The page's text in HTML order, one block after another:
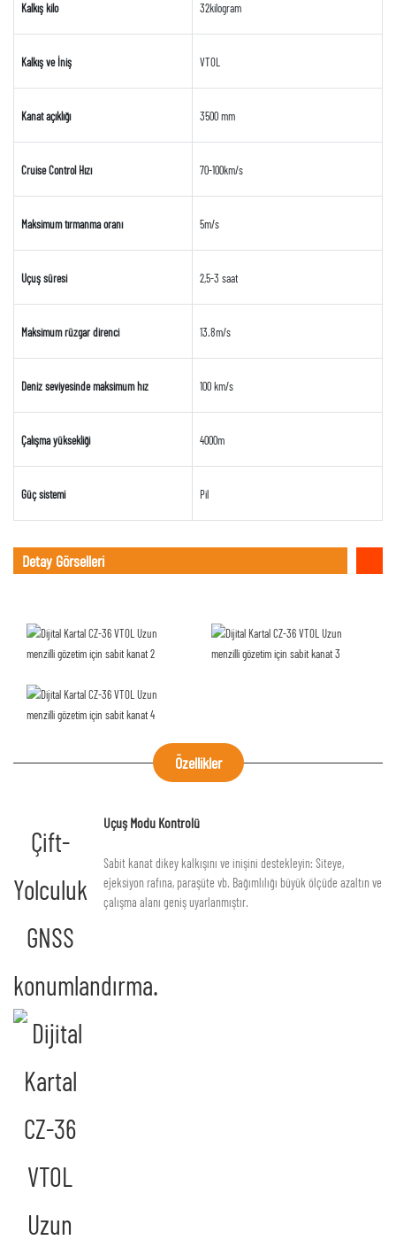
Kalkış kilo 32kilogram
Kalkış ve İniş VTOL
Kanat açıklığı 3500 mm
Cruise Control Hızı 70-100km/s
Maksimum tırmanma oranı 5m/s
Uçuş süresi 2,5-3 saat
Maksimum rüzgar direnci 13.8m/s
Deniz seviyesinde maksimum hız 100 km/s
Çalışma yüksekliği 4000m
Güç sistemi Pil
Detay Görselleri
Özellikler
Çift-
Yolculuk
GNSS
konumlandırma.
Uçuş Modu Kontrolü
Sabit kanat dikey kalkışını ve inişini destekleyin: Siteye,
ejeksiyon rafına, paraşüte vb. Bağımlılığı büyük ölçüde azaltın ve
çalışma alanı geniş uyarlanmıştır.